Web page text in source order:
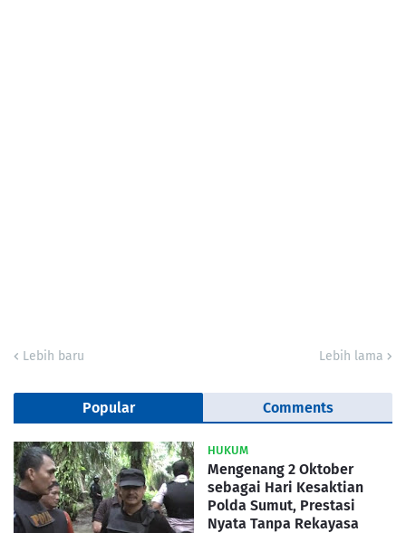
Lebih baru Lebih lama
Popular Comments
HUKUM
Mengenang 2 Oktober
sebagai Hari Kesaktian
Polda Sumut, Prestasi
Nyata Tanpa Rekayasa